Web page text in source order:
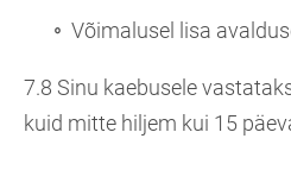
Võimalusel lisa
7.8 Sinu kaebusele
kuid mitte hiljem kui 15